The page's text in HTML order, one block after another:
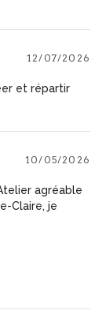
12/07/2026
et répartir
10/05/2026
agréable
Claire, je